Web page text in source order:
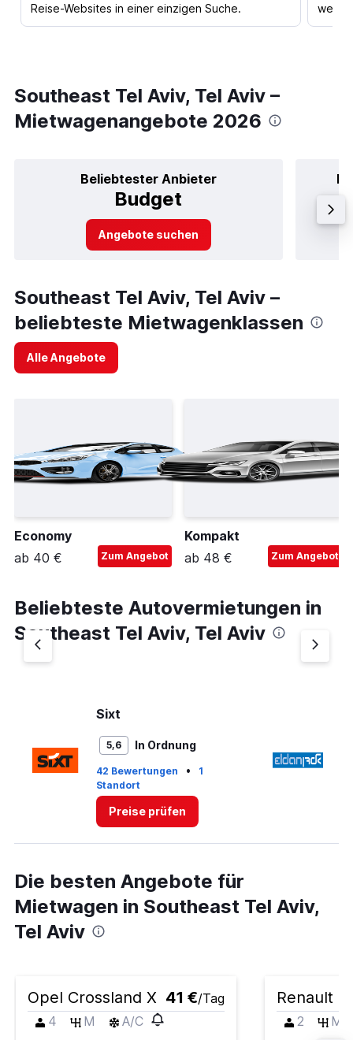
Reise-Websites in einer einzigen Suche.
Southeast Tel Aviv, Tel Aviv –
Mietwagenangebote 2026
Beliebtester Anbieter
Budget
Angebote suchen
Southeast Tel Aviv, Tel Aviv –
beliebteste Mietwagenklassen
Alle Angebote
Economy
ab 40 €
Zum Angebot
Kompakt
ab 48 €
Zum Angebot
Beliebteste Autovermietungen in
Southeast Tel Aviv, Tel Aviv
Sixt
5,6 In Ordnung
42 Bewertungen •
1
Standort
Preise prüfen
Die besten Angebote für
Mietwagen in Southeast Tel Aviv,
Tel Aviv
Opel Crossland X 41 €/Tag
4
M A/C
Renault
2 M